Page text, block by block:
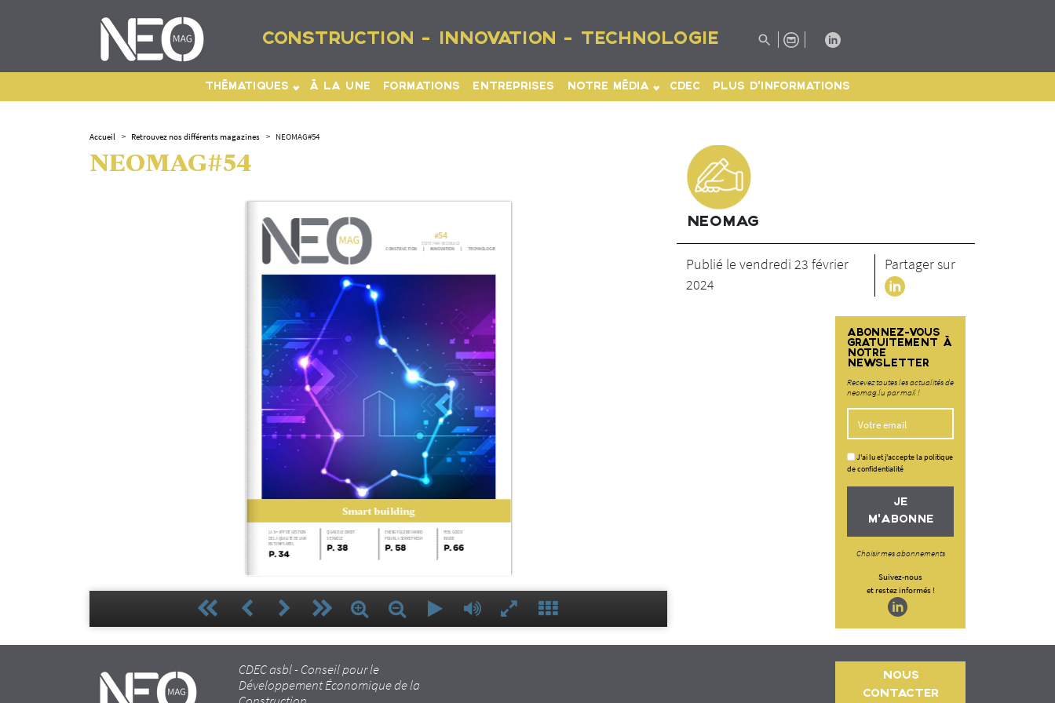
CONSTRUCTION - INNOVATION - TECHNOLOGIE
THÉMATIQUES À LA UNE FORMATIONS ENTREPRISES NOTRE MÉDIA CDEC PLUS D'INFORMATIONS
Accueil > Retrouvez nos différents magazines > NEOMAG#54
NEOMAG#54
NEOMAG
Publié le vendredi 23 février
2024
Partager sur
ABONNEZ-VOUS
GRATUITEMENT À
NOTRE
NEWSLETTER
Recevez toutes les actualités de
neomag.lu par mail !
J'ai lu et j'accepte la politique
de confidentialité
JE
M'ABONNE
Choisir mes abonnements
Suivez-nous
et restez informés !
CDEC asbl - Conseil pour le
Développement Économique de la
NOUS
CONTACTER